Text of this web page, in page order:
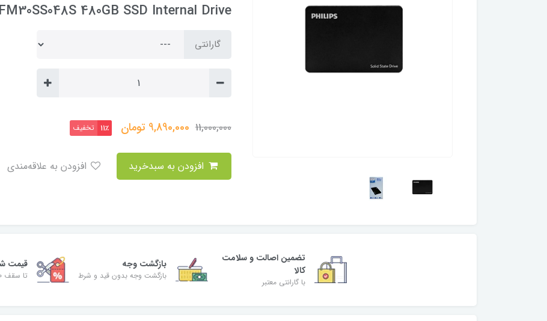
480GB SSD Internal Drive
گارانتی
11,000,000
9,890,000 تومان 11٪ تخفیف
تضمین اصالت و سلامت
کالا
با گارانتی معتبر
بازگشت وجه
بازگشت وجه بدون قید و شرط
قیمت
تا سقف 30% تخفیف